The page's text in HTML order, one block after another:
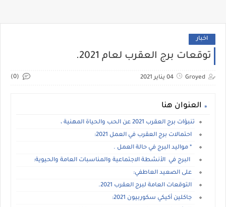
اخبار
توقعات برج العقرب لعام 2021.
Groyed 04 يناير 2021 (0)
العنوان هنا
تنبؤات برج العقرب 2021 عن الحب والحياة المهنية ،
احتمالات برج العقرب في العمل 2021:
* مواليد البرج في حالة العمل .
البرج في الأنشطة الاجتماعية والمناسبات العامة والحيوية:
على الصعيد العاطفي:
التوقعات العامة لبرج العقرب 2021.
جاكلين أكيكي سكوربيون 2021: